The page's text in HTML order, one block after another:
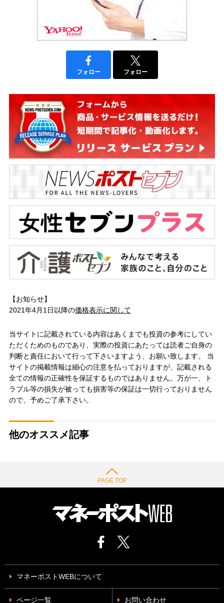
フォロー フォロー
【お知らせ】
2021年4月1日以降の価格表示に関して
当サイトに記載されている内容はあくまでも投資の参考にしてい
ただくためのものであり、実際の投資にあたっては読者ご自身の
判断と責任において行って下さいますよう、お願い致します。 当
サイトの掲載情報は細心の注意を払っておりますが、記載される
全ての情報の正確性を保証するものではありません。万が一、ト
ラブル等の損失が被っても損害等の保証は一切行っておりません
ので、予めご了承下さい。
他のオススメ記事
PAGE TOP
マネーポストWEBについて
ページ一覧 お問い合わせ